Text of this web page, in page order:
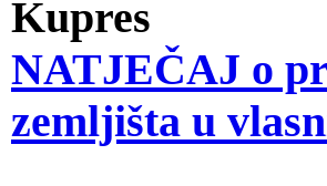
NATJEČAJ o
zemljišta u